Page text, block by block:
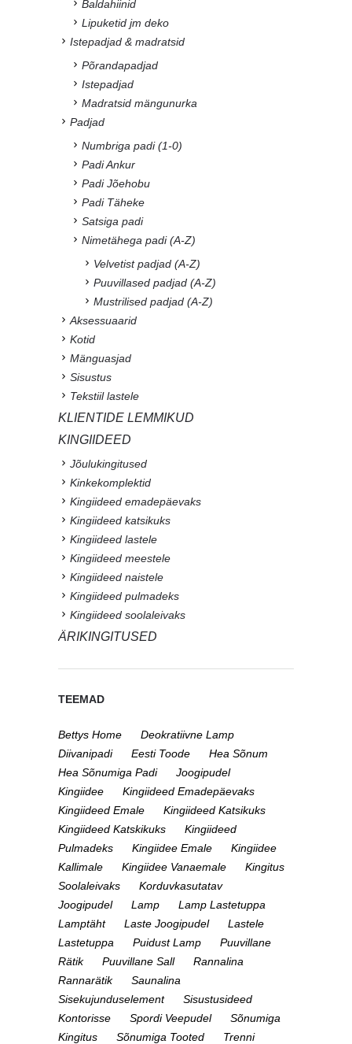
Baldahiinid
Lipuketid jm deko
Istepadjad & madratsid
Põrandapadjad
Istepadjad
Madratsid mängunurka
Padjad
Numbriga padi (1-0)
Padi Ankur
Padi Jõehobu
Padi Täheke
Satsiga padi
Nimetähega padi (A-Z)
Velvetist padjad (A-Z)
Puuvillased padjad (A-Z)
Mustrilised padjad (A-Z)
Aksessuaarid
Kotid
Mänguasjad
Sisustus
Tekstiil lastele
KLIENTIDE LEMMIKUD
KINGIIDEED
Jõulukingitused
Kinkekomplektid
Kingiideed emadepäevaks
Kingiideed katsikuks
Kingiideed lastele
Kingiideed meestele
Kingiideed naistele
Kingiideed pulmadeks
Kingiideed soolaleivaks
ÄRIKINGITUSED
TEEMAD
Bettys Home
Deokratiivne Lamp
Diivanipadi
Eesti Toode
Hea Sõnum
Hea Sõnumiga Padi
Joogipudel
Kingiidee
Kingiideed Emadepäevaks
Kingiideed Emale
Kingiideed Katsikuks
Kingiideed Katskikuks
Kingiideed
Pulmadeks
Kingiidee Emale
Kingiidee
Kallimale
Kingiidee Vanaemale
Kingitus
Soolaleivaks
Korduvkasutatav
Joogipudel
Lamp
Lamp Lastetuppa
Lamptäht
Laste Joogipudel
Lastele
Lastetuppa
Puidust Lamp
Puuvillane
Rätik
Puuvillane Sall
Rannalina
Rannarätik
Saunalina
Sisekujunduselement
Sisustusideed
Kontorisse
Spordi Veepudel
Sõnumiga
Kingitus
Sõnumiga Tooted
Trenni